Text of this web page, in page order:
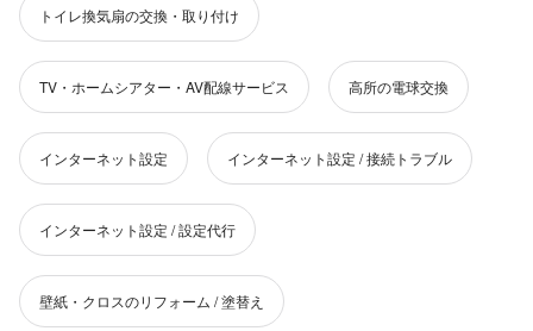
トイレ換気扇の交換・取り付け
TV・ホームシアター・AV配線サービス 高所の電球交換
インターネット設定 インターネット設定 / 接続トラブル
インターネット設定 / 設定代行
壁紙・クロスのリフォーム / 塗替え